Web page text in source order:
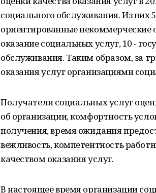
социального обслуживания. Из них
ориентированные
оказание социальных услуг, 10 -
обслуживания. Таким образом, за
оказания услуг организациями
Получатели социальных услуг
об организации, комфортность
получения, время ожидания
вежливость, компетентность
качеством оказания услуг.
В настоящее время организации